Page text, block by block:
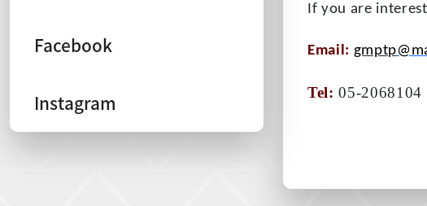
Facebook
Instagram
If you are
Email: gmptp
Tel: 05-2068104